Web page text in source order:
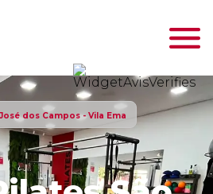
dos Campos - Vila Ema